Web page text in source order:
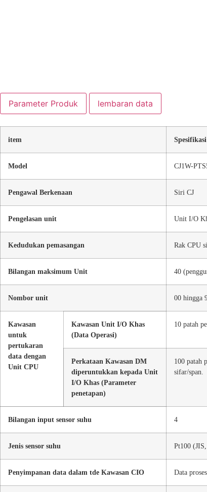
Parameter Produk lembaran data
item Spesifikasi
Model CJ1W-
Pengawal Berkenaan Siri CJ
Pengelasan unit Unit I/O
Kedudukan pemasangan Rak CPU
Bilangan maksimum Unit 40
Nombor unit 00 hingga
Kawasan
untuk
pertukaran
data dengan
Unit CPU
Kawasan Unit I/O Khas
(Data Operasi)
10 patah
Perkataan Kawasan DM
diperuntukkan kepada Unit
I/O Khas (Parameter
penetapan)
100 patah
sifar/span.
Bilangan input sensor suhu 4
Jenis sensor suhu Pt100
Penyimpanan data dalam tde Kawasan CIO Data